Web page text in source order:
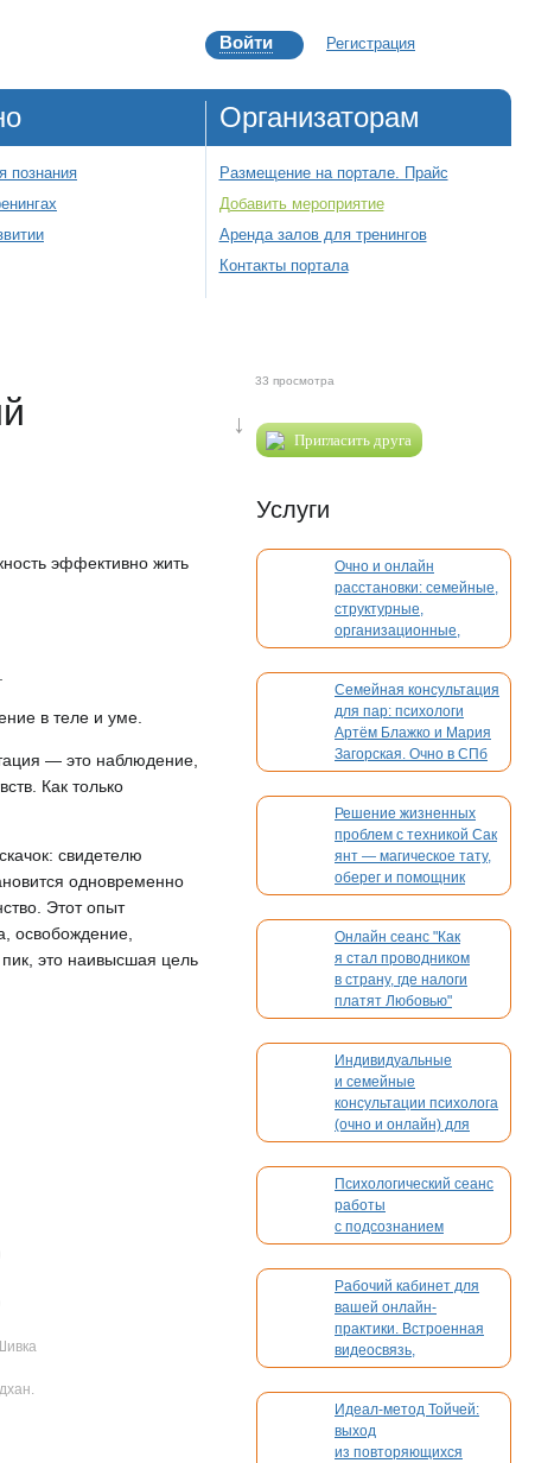
Войти Регистрация
познания
Организаторам
Размещение на портале. Прайс
Добавить мероприятие
Аренда залов для тренингов
Контакты портала
↓
Пригласить друга
Услуги
Очно и онлайн
расстановки: семейные,
структурные,
организационные,
духовные, кармические
Семейная консультация
для пар: психологи
Артём Блажко и Мария
Загорская. Очно в СПб
и онлайн
Решение жизненных
проблем с техникой Сак
янт — магическое тату,
оберег и помощник
Онлайн сеанс "Как
я стал проводником
в страну, где налоги
платят Любовью"
Индивидуальные
и семейные
консультации психолога
(очно и онлайн) для
взрослых и детей
Психологический сеанс
работы
с подсознанием
Рабочий кабинет для
вашей онлайн-
практики. Встроенная
видеосвязь,
бронирование,
платежи. Без
конкуренции
Идеал-метод Тойчей:
выход
из повторяющихся
33 просмотра
эффективно жить
в теле и уме.
— это наблюдение,
Как только
свидетелю
одновременно
Этот опыт
освобождение,
это наивысшая цель